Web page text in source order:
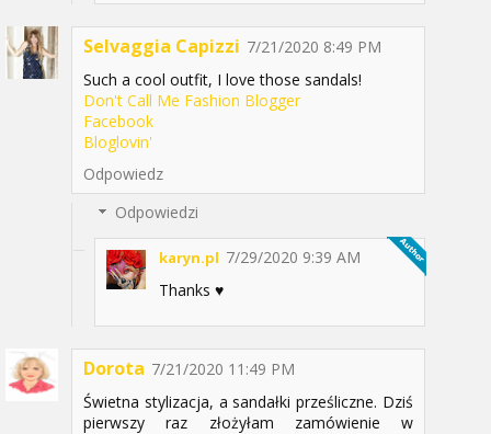
Selvaggia Capizzi 7/21/2020 8:49 PM
Such a cool outfit, I love those sandals!
Don't Call Me Fashion Blogger
Facebook
Bloglovin'
Odpowiedz
Odpowiedzi
karyn.pl 7/29/2020 9:39 AM
Thanks ♥️
Dorota 7/21/2020 11:49 PM
Świetna stylizacja, a sandałki prześliczne. Dziś
pierwszy raz złożyłam zamówienie w